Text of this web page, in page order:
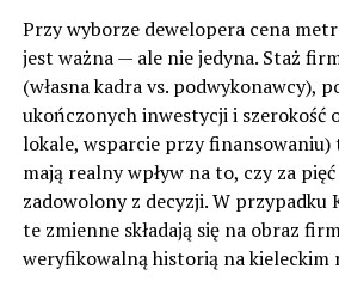
Przy wyborze dewelopera cena
jest ważna — ale nie jedyna. Staż
(własna kadra vs. podwykonawcy),
ukończonych inwestycji i szerokość
lokale, wsparcie przy
mają realny wpływ na to, czy za
zadowolony z decyzji. W przypadku
te zmienne składają się na obraz
weryfikowalną historią na kieleckim